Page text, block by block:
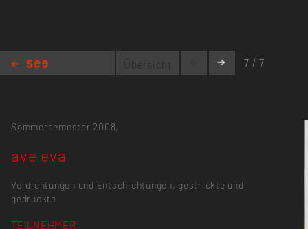
Übersicht 7 / 7
Sommersemester 2008,
ave eva
Verdichtungen und Entschichtungen, gestrickte und
gedruckte
TEILNEHMER